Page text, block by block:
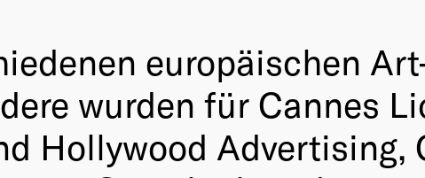
europäischen
wurden für Cannes
Hollywood Advertising,